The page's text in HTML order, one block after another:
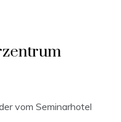
vom Seminarhotel